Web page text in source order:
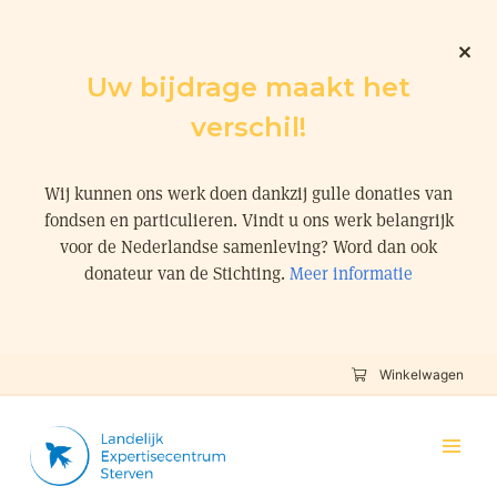
Uw bijdrage maakt het
verschil!
Wij kunnen ons werk doen dankzij gulle donaties van
fondsen en particulieren. Vindt u ons werk belangrijk
voor de Nederlandse samenleving? Word dan ook
donateur van de Stichting. Meer informatie
Winkelwagen